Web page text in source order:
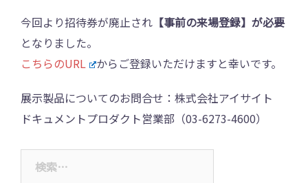
今回より招待券が廃止され 【事前の来場登録】が必要
となりました。
こちらのURL
からご登録いただけますと幸いです。
展示製品についてのお問合せ：株式会社アイサイト
ドキュメントプロダクト営業部（03-6273-4600）